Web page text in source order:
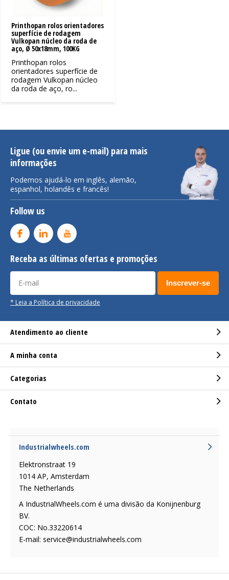
Printhopan rolos orientadores
superfície de rodagem
Vulkopan núcleo da roda de
aço, Ø 50x18mm, 100KG
Printhopan rolos
orientadores superfície de
rodagem Vulkopan núcleo
da roda de aço, ro...
Ligue (ou envie um e-mail) para mais
informações
Podemos ajudá-lo em inglês, alemão,
espanhol, holandês e francês!
Follow us
Receba as últimas ofertas e promoções
Inscrever-se
* Leia a Política de privacidade
Atendimento ao cliente
A minha conta
Categorias
Contato
Industrialwheels.com
Elektronstraat 19
1014 AP, Amsterdam
The Netherlands
A IndustrialWheels.com é uma divisão da Konijnenburg
BV.
COC: No.33220614
E-mail: service@industrialwheels.com